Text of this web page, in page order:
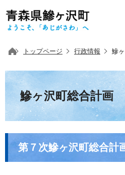
トップページ 行政情報 鰺
鰺ヶ沢町総合計画
第７次鰺ヶ沢町総合計